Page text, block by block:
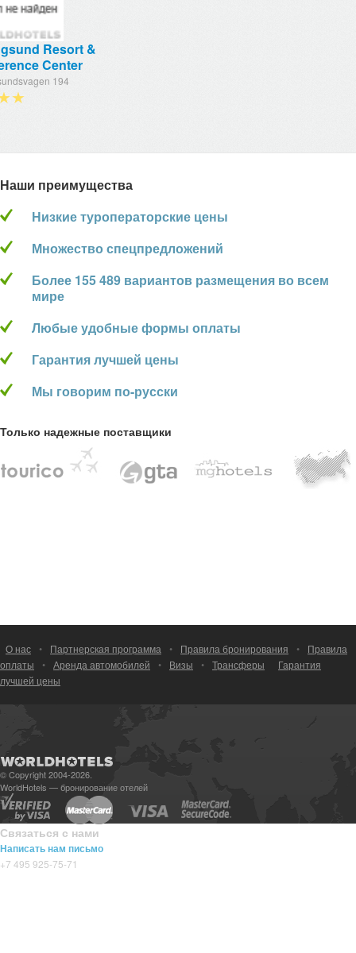
Resort &
Center
194
Наши преимущества
Низкие туроператорские цены
Множество спецпредложений
Более 155 489 вариантов размещения во всем
мире
Любые удобные формы оплаты
Гарантия лучшей цены
Мы говорим по-русски
Только надежные поставщики
О нас • Партнерская программа • Правила бронирования •
Правила
оплаты
• Аренда автомобилей • Визы • Трансферы
Гарантия
лучшей цены
© Copyright 2004-2026.
WorldHotels — бронирование отелей
Связаться с нами
Написать нам письмо
+7 495 925-75-71